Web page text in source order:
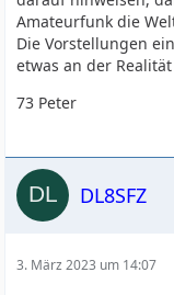
Amateurfunk die
Die Vorstellungen
etwas an der
73 Peter
DL8SFZ
3. März 2023 um 14:07